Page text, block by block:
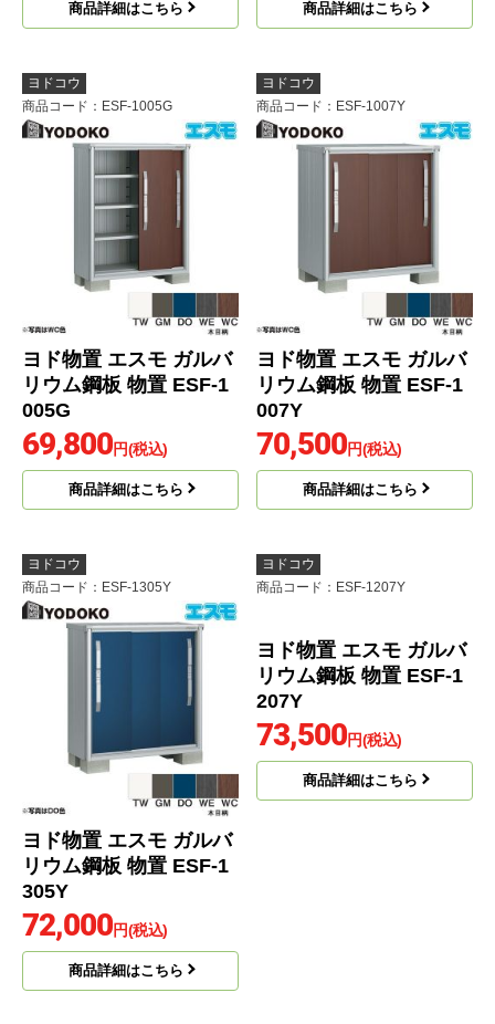
商品詳細はこちら 商品詳細はこちら
ヨドコウ
商品コード ：ESF-1005G
ヨド物置 エスモ ガルバ
リウム鋼板 物置 ESF-1
005G
69,800円(税込)
商品詳細はこちら
ヨドコウ
商品コード ：ESF-1007Y
ヨド物置 エスモ ガルバ
リウム鋼板 物置 ESF-1
007Y
70,500円(税込)
商品詳細はこちら
ヨドコウ
商品コード ：ESF-1305Y
ヨド物置 エスモ ガルバ
リウム鋼板 物置 ESF-1
305Y
72,000円(税込)
商品詳細はこちら
ヨドコウ
商品コード ：ESF-1207Y